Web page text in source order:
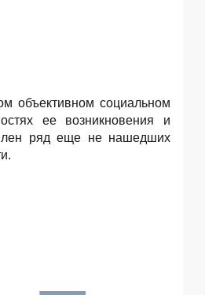
объективном социальном
ее возникновения и
ряд еще не нашедших